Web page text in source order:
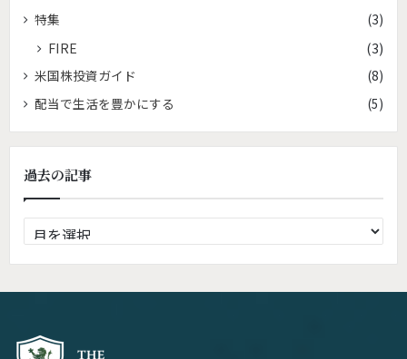
特集
(3)
FIRE (3)
米国株投資ガイド
(8)
配当で生活を豊かにする
(5)
過去の記事
去
の